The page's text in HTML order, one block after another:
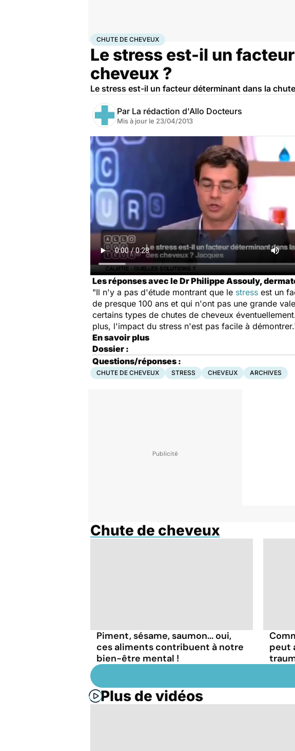
AccueilSantéChute de cheveux
CHUTE DE CHEVEUX
Le stress est-il un
cheveux ?
Le stress est-il un facteur déterminant dans la
Par La rédaction d'Allo Docteurs
Mis à jour le 23/04/2013
Les réponses avec le Dr Philippe Assouly,
"Il n'y a pas d'étude montrant que le stress est un
de presque 100 ans et qui n'ont pas une grande
certains types de chutes de cheveux
plus, l'impact du stress n'est pas facile à
En savoir plus
Dossier :
Questions/réponses :
CHUTE DE CHEVEUX STRESS CHEVEUX ARCHIVES
Chute de cheveux
Piment, sésame, saumon... oui,
ces aliments contribuent à notre
bien-être mental !
peut
Plus de vidéos